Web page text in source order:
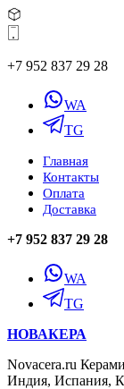
+7 952 837 29 28
WA
TG
Главная
Контакты
Оплата
Доставка
+7 952 837 29 28
WA
TG
НОВАКЕРА
Novacera.ru
Индия, Испания,